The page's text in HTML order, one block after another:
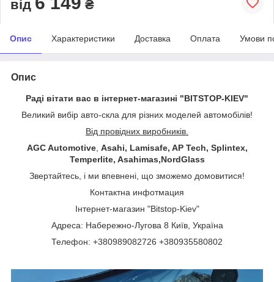
від ₴
Опис Характеристики Доставка Оплата Умови
Опис
Раді вітати вас в інтернет-магазині "BITSTOP-KIEV"
Великий вибір авто-скла для різних моделей автомобілів!
Від провідних виробників.
AGC Automotive, Asahi, Lamisafe, AP Tech, Splintex,
Temperlite, Asahimas,NordGlass
Звертайтесь, і ми впевнені, що зможемо домовитися!
Контактна инфотмация
Інтернет-магазин "Bitstop-Kiev"
Адреса: Набережно-Лугова 8 Київ, Україна
Телефон: +380989082726 +380935580802